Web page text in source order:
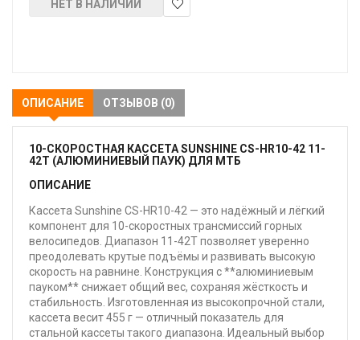
НЕТ В НАЛИЧИИ
ОПИСАНИЕ ОТЗЫВОВ (0)
10-СКОРОСТНАЯ КАССЕТА SUNSHINE CS-HR10-42 11-
42T (АЛЮМИНИЕВЫЙ ПАУК) ДЛЯ МТБ
ОПИСАНИЕ
Кассета Sunshine CS-HR10-42 — это надёжный и лёгкий
компонент для 10-скоростных трансмиссий горных
велосипедов. Диапазон 11-42T позволяет уверенно
преодолевать крутые подъёмы и развивать высокую
скорость на равнине. Конструкция с **алюминиевым
пауком** снижает общий вес, сохраняя жёсткость и
стабильность. Изготовленная из высокопрочной стали,
кассета весит 455 г — отличный показатель для
стальной кассеты такого диапазона. Идеальный выбор